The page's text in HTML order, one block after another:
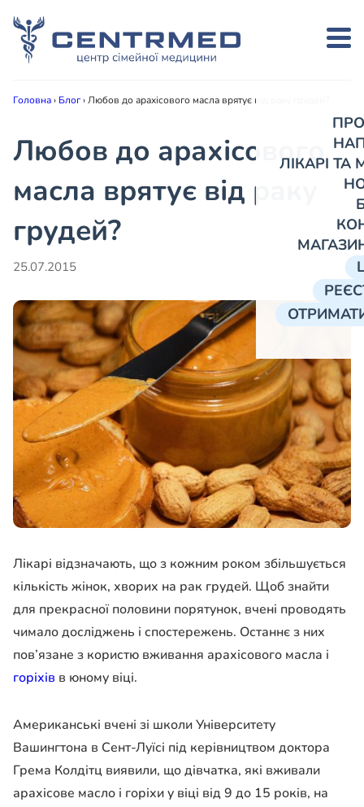
ЛІКАРІ
Головна› Блог›Любов до арахісового масла врятує від раку грудей?
Любов до арахісового
масла врятує від раку
грудей?
25.07.2015
Лікарі відзначають, що з кожним роком збільшується
кількість жінок, хворих на рак грудей. Щоб знайти
для прекрасної половини порятунок, вчені проводять
чимало досліджень і спостережень. Останнє з них
пов’язане з користю вживання арахісового масла і
горіхів в юному віці.
Американські вчені зі школи Університету
Вашингтона в Сент-Луїсі під керівництвом доктора
Грема Колдітц виявили, що дівчатка, які вживали
арахісове масло і горіхи у віці від 9 до 15 років, на